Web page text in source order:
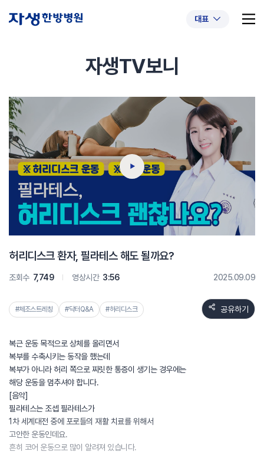
대표
#척추압박골절
#교통사고후유증 #목디스크
#추나요법
자생TV보니
허리디스크 환자, 필라테스 해도 될까요?
조회수 7,749 영상시간 3:56 2025.09.09
#체조스트레칭 #닥터Q&A #허리디스크 공유하기
복근 운동 목적으로 상체를 올리면서
복부를 수축시키는 동작을 했는데
복부가 아니라 허리 쪽으로 찌릿한 통증이 생기는 경우에는
해당 운동을 멈추셔야 합니다.
[음악]
필라테스는 조셉 필라테스가
1차 세계대전 중에 포로들의 재활 치료를 위해서
고안한 운동인데요.
흔히 코어 운동으로 많이 알려져 있습니다.